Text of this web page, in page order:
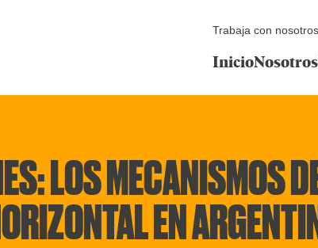
Trabaja con nosotros
InicioNosotros
LOS MECANISMOS
EN